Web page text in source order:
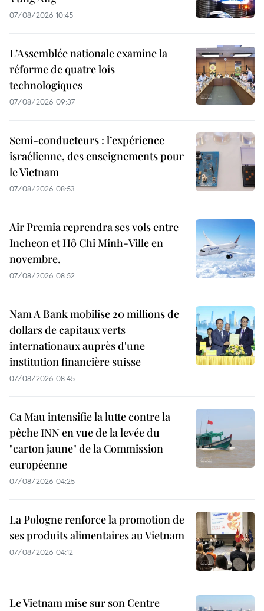
07/08/2026 10:45
L’Assemblée nationale examine la
réforme de quatre lois
technologiques
07/08/2026 09:37
Semi-conducteurs : l’expérience
israélienne, des enseignements pour
le Vietnam
07/08/2026 08:53
Air Premia reprendra ses vols entre
Incheon et Hô Chi Minh-Ville en
novembre.
07/08/2026 08:52
Nam A Bank mobilise 20 millions de
dollars de capitaux verts
internationaux auprès d'une
institution financière suisse
07/08/2026 08:45
Ca Mau intensifie la lutte contre la
pêche INN en vue de la levée du
"carton jaune" de la Commission
européenne
07/08/2026 04:25
La Pologne renforce la promotion de
ses produits alimentaires au Vietnam
07/08/2026 04:12
Le Vietnam mise sur son Centre